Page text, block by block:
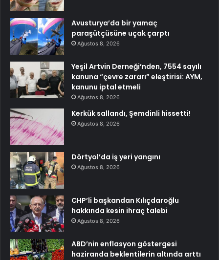
Avusturya’da bir yamaç
paraşütçüsüne uçak çarptı
Ağustos 8, 2026
Yeşil Artvin Derneği’nden, 7554 sayılı
kanuna “çevre zararı” eleştirisi: AYM,
kanunu iptal etmeli
Ağustos 8, 2026
Kerkük sallandı, Şemdinli hissetti!
Ağustos 8, 2026
Dörtyol’da iş yeri yangını
Ağustos 8, 2026
CHP’li başkandan Kılıçdaroğlu
hakkında kesin ihraç talebi
Ağustos 8, 2026
ABD’nin enflasyon göstergesi
haziranda beklentilerin altında arttı